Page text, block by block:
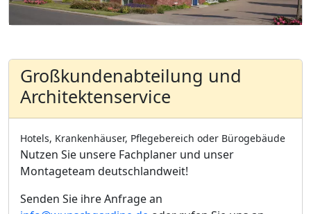
Großkundenabteilung und
Architektenservice
Hotels, Krankenhäuser, Pflegebereich oder Bürogebäude
Nutzen Sie unsere Fachplaner und unser
Montageteam deutschlandweit!
Senden Sie ihre Anfrage an